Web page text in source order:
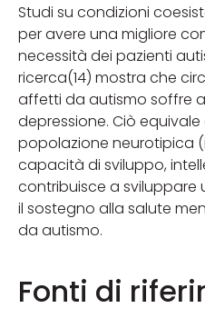
Studi su condizioni
per avere una migliore
necessità dei pazienti
ricerca(14) mostra che
affetti da autismo soffre
depressione. Ciò equivale
popolazione neurotipica
capacità di sviluppo,
contribuisce a
il sostegno alla salute
da autismo.
Fonti di